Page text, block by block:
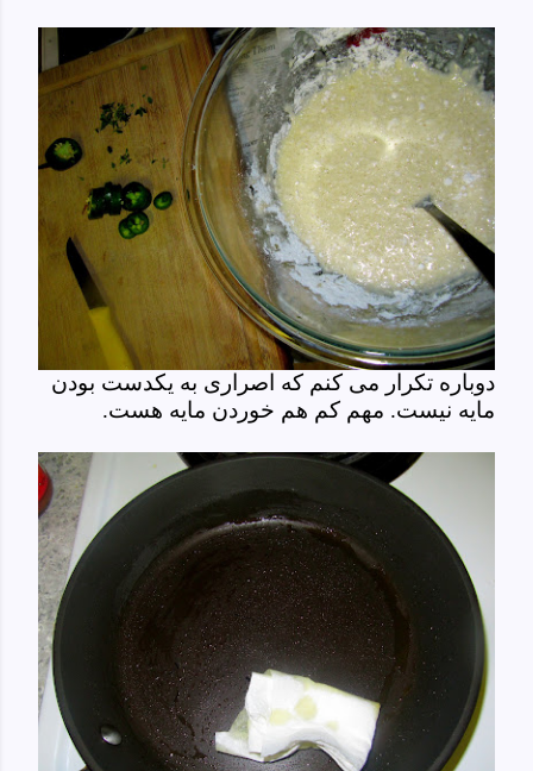
دوباره تکرار می کنم که اصراری به یکدست بودن
مایه نیست. مهم کم هم خوردن مایه هست.